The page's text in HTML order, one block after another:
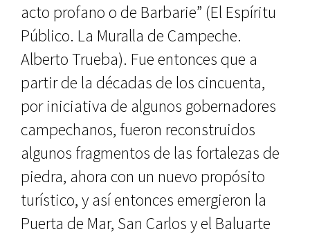
acto profano o de Barbarie” (El Espíritu
Público. La Muralla de Cam­peche.
Alberto Trueba). Fue enton­ces que a
partir de la décadas de los cincuenta,
por iniciativa de algunos gobernadores
campechanos, fueron reconstruidos
algunos fragmentos de las fortalezas de
piedra, ahora con un nuevo propósito
turístico, y así en­tonces emergieron la
Puerta de Mar, San Carlos y el Baluarte